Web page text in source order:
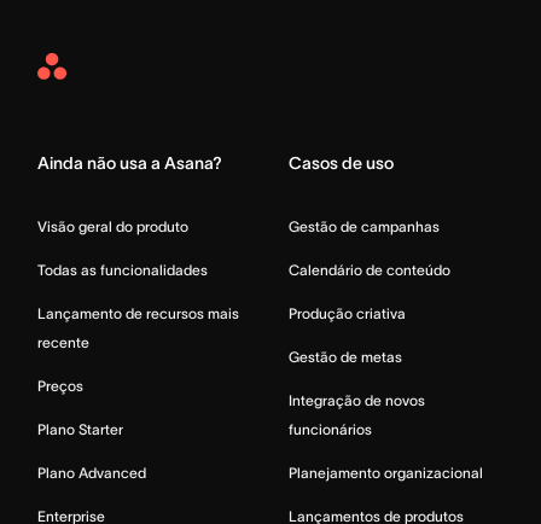
Asana
Ainda não usa a Asana?
Visão geral do produto
Todas as funcionalidades
Lançamento de recursos mais
recente
Preços
Plano Starter
Plano Advanced
Enterprise
Casos de uso
Gestão de campanhas
Calendário de conteúdo
Produção criativa
Gestão de metas
Integração de novos
funcionários
Planejamento organizacional
Lançamentos de produtos